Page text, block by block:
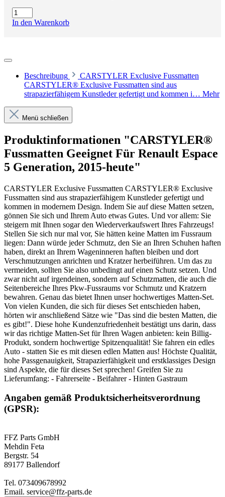
In den Warenkorb
Beschreibung
CARSTYLER Exclusive Fussmatten
CARSTYLER® Exclusive Fussmatten sind aus
strapazierfähigem Kunstleder gefertigt und kommen i… Mehr
Menü schließen
Produktinformationen "CARSTYLER®
Fussmatten Geeignet Für Renault Espace
5 Generation, 2015-heute"
CARSTYLER Exclusive Fussmatten CARSTYLER® Exclusive
Fussmatten sind aus strapazierfähigem Kunstleder gefertigt und
kommen in modernem Design. Indem Sie auf diese Matten setzen,
gönnen Sie sich und Ihrem Auto etwas Gutes. Und vor allem: Sie
steigern mit Ihnen sogar den Wiederverkaufswert Ihres Fahrzeugs!
Stellen Sie sich nur mal vor, Sie hätten keine Matten im Fussraum
liegen: Dann würde jeder Schmutz, den Sie an Ihren Schuhen haften
haben, direkt an Ihrem Wageninneren haften bleiben und dort
Verschmutzungen anrichten und Kratzer herbeiführen. Um das zu
vermeiden, sollten Sie also unbedingt auf einen Schutz setzen. Und
zwar nicht auf irgendeinen, sondern auf Schutzmatten, die auch die
Seitenbereiche Ihres Pkw-Fussraums vor Schmutz und Kratzern
bewahren. Genau das bietet Ihnen unser hochwertiges Matten-Set.
Von vielen Kunden, die sich für dieses Set entschieden haben,
hörten wir anschließend Sätze wie "Das sind die besten Matten, die
es gibt!". Diese hohe Kundenzufriedenheit bestätigt uns darin, dass
wir das richtige Matten-Set für Ihren Wagen anbieten: kein Billig-
Produkt, sondern hochwertige Spitzenqualität! Sie fahren ein edles
Auto - statten Sie es mit diesen edlen Matten aus! Höchste Qualität,
hohe Passgenauigkeit, Strapazierfähigkeit und erstklassiges Design
sind Aspekte, die für dieses Set sprechen! Greifen Sie zu
Lieferumfang: - Fahrerseite - Beifahrer - Hinten Gastraum
Angaben gemäß Produktsicherheitsverordnung
(GPSR):
FFZ Parts GmbH
Mehdin Feta
Bergstr. 54
89177 Ballendorf
Tel. 073409678992
Email. service@ffz-parts.de